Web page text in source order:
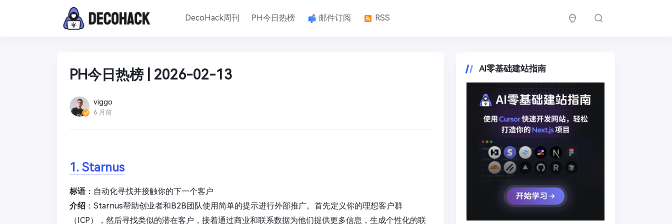
DecoHack周刊 PH今日热榜 邮件订阅 RSS
PH今日热榜 | 2026-02-13
viggo
6 月前
1. Starnus
标语：自动化寻找并接触你的下一个客户
介绍 ：Starnus帮助创业者和B2B团队使用简单的提示进行外部推广。首先定义你的理想客户群
（ICP），然后寻找类似的潜在客户，接着通过商业和联系数据为他们提供更多信息，生成个性化的联
AI零基础建站指南